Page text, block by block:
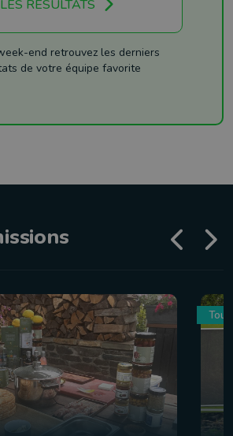
LES RÉSULTATS
end retrouvez les derniers
de votre équipe favorite